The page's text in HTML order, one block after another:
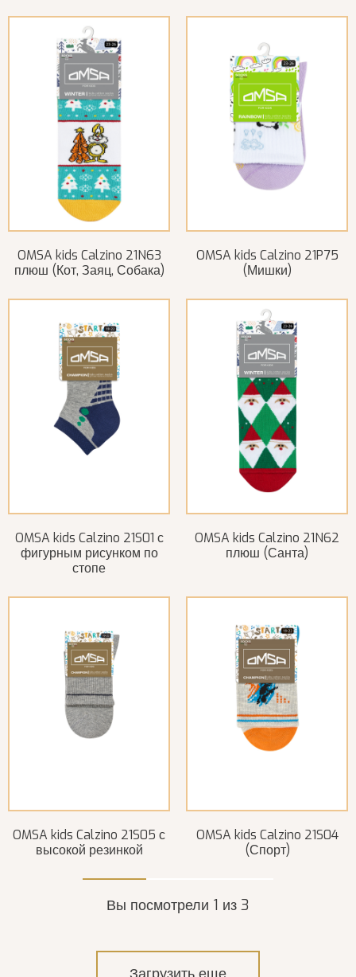
OMSA kids Calzino 21N63
плюш (Кот, Заяц, Собака)
OMSA kids Calzino 21P75
(Мишки)
OMSA kids Calzino 21S01 с
фигурным рисунком по
стопе
OMSA kids Calzino 21N62
плюш (Санта)
OMSA kids Calzino 21S05 с
высокой резинкой
OMSA kids Calzino 21S04
(Спорт)
Вы посмотрели 1 из 3